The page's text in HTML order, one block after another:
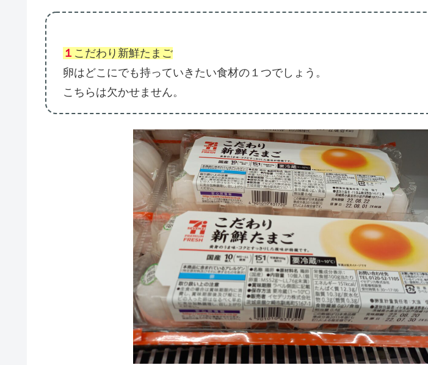
１ こだわり新鮮たまご
卵はどこにでも持っていきたい食材の１つでしょう。
こちらは欠かせません。